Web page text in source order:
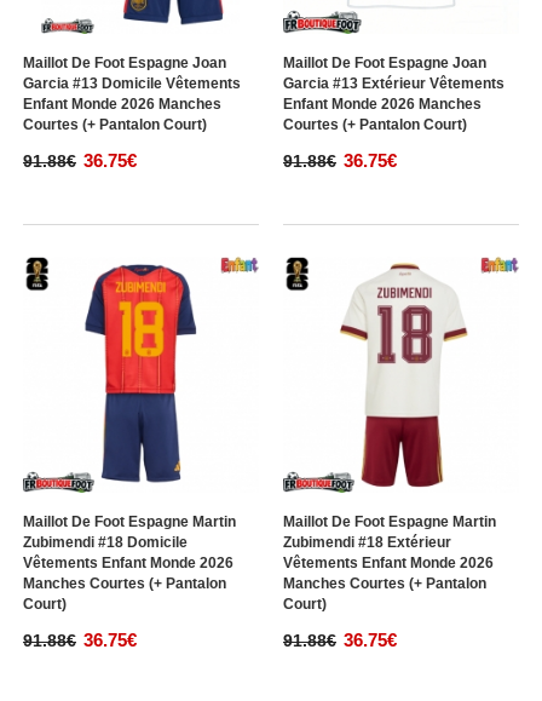
Maillot De Foot Espagne Joan
Garcia #13 Domicile Vêtements
Enfant Monde 2026 Manches
Courtes (+ Pantalon Court)
91.88€ 36.75€
Maillot De Foot Espagne Joan
Garcia #13 Extérieur Vêtements
Enfant Monde 2026 Manches
Courtes (+ Pantalon Court)
91.88€ 36.75€
Maillot De Foot Espagne Martin
Zubimendi #18 Domicile
Vêtements Enfant Monde 2026
Manches Courtes (+ Pantalon
Court)
91.88€ 36.75€
Maillot De Foot Espagne Martin
Zubimendi #18 Extérieur
Vêtements Enfant Monde 2026
Manches Courtes (+ Pantalon
Court)
91.88€ 36.75€